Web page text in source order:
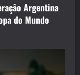
Argentina
do Mundo